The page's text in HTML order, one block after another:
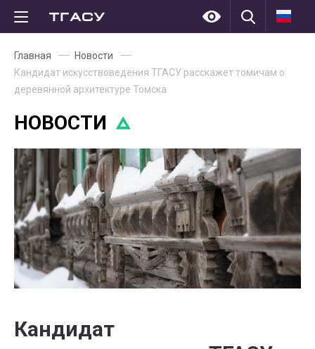
Главная
Новости
Кандидат искусствоведения ТГАСУ расскажет томичам о
деревянной архитектуре Томска
НОВОСТИ
Кандидат